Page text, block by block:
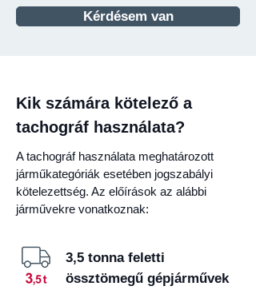
Kérdésem van
Kik számára kötelező a
tachográf használata?
A tachográf használata meghatározott
járműkategóriák esetében jogszabályi
kötelezettség. Az előírások az alábbi
járművekre vonatkoznak:
3,5 tonna feletti
össztömegű gépjárművek